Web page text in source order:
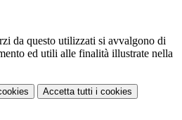
da questo utilizzati si avvalgono di
ed utili alle finalità illustrate nella
Accetta tutti i cookies